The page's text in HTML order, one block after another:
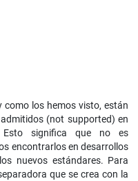
los hemos visto, están
(not supported) en
Esto significa que no es
encontrarlos en desarrollos
nuevos estándares. Para
que se crea con la